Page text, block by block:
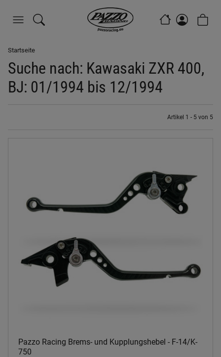
Startseite
Suche nach: Kawasaki ZXR 400,
BJ: 01/1994 bis 12/1994
Artikel 1 - 5 von 5
Pazzo Racing Brems- und Kupplungshebel - F-14/K-
750